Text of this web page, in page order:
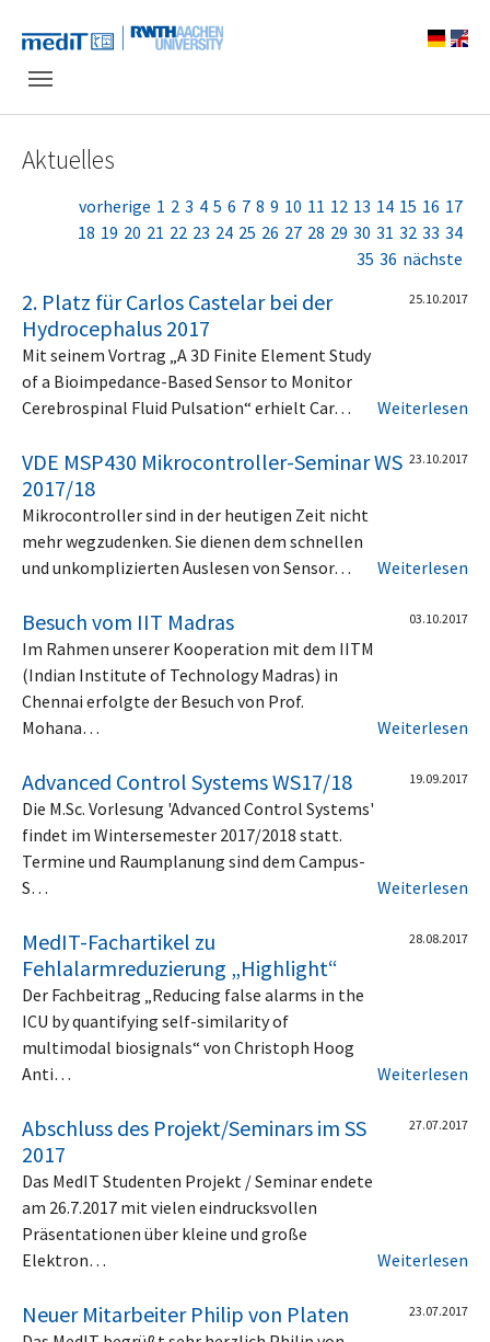
Aktuelles
vorherige 1 2 3 4 5 6 7 8 9 10 11 12 13 14 15 16 17
18 19 20 21 22 23 24 25 26 27 28 29 30 31 32 33 34
35 36 nächste
2. Platz für Carlos Castelar bei der
Hydrocephalus 2017
25.10.2017
Mit seinem Vortrag „A 3D Finite Element Study
of a Bioimpedance-Based Sensor to Monitor
Cerebrospinal Fluid Pulsation“ erhielt Car…
Weiterlesen
VDE MSP430 Mikrocontroller-Seminar WS
2017/18
23.10.2017
Mikrocontroller sind in der heutigen Zeit nicht
mehr wegzudenken. Sie dienen dem schnellen
und unkomplizierten Auslesen von Sensor…
Weiterlesen
Besuch vom IIT Madras 03.10.2017
Im Rahmen unserer Kooperation mit dem IITM
(Indian Institute of Technology Madras) in
Chennai erfolgte der Besuch von Prof.
Mohana…
Weiterlesen
Advanced Control Systems WS17/18 19.09.2017
Die M.Sc. Vorlesung 'Advanced Control Systems'
findet im Wintersemester 2017/2018 statt.
Termine und Raumplanung sind dem Campus-
S…
Weiterlesen
MedIT-Fachartikel zu
Fehlalarmreduzierung „Highlight“
28.08.2017
Der Fachbeitrag „Reducing false alarms in the
ICU by quantifying self-similarity of
multimodal biosignals“ von Christoph Hoog
Anti…
Weiterlesen
Abschluss des Projekt/Seminars im SS
2017
27.07.2017
Das MedIT Studenten Projekt / Seminar endete
am 26.7.2017 mit vielen eindrucksvollen
Präsentationen über kleine und große
Elektron…
Weiterlesen
Neuer Mitarbeiter Philip von Platen 23.07.2017